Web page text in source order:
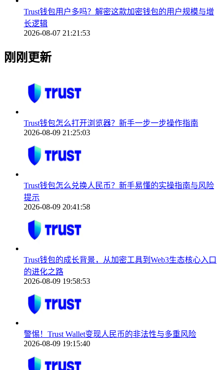
Trust钱包用户多吗？解密这款加密钱包的用户规模与增
长逻辑
2026-08-07 21:21:53
刚刚更新
Trust钱包怎么打开浏览器？新手一步一步操作指南
2026-08-09 21:25:03
Trust钱包怎么兑换人民币？新手易懂的实操指南与风险
提示
2026-08-09 20:41:58
Trust钱包的成长背景，从加密工具到Web3生态核心入口
的进化之路
2026-08-09 19:58:53
警惕！Trust Wallet变现人民币的非法性与多重风险
2026-08-09 19:15:40